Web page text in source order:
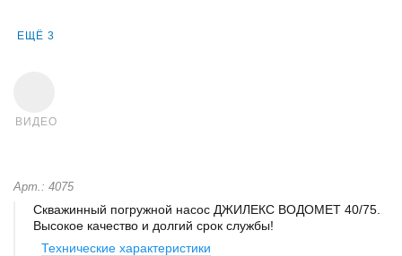
ЕЩЁ 3
ВИДЕО
Арт.: 4075
Скважинный погружной насос ДЖИЛЕКС ВОДОМЕТ 40/75.
Высокое качество и долгий срок службы!
Технические характеристики